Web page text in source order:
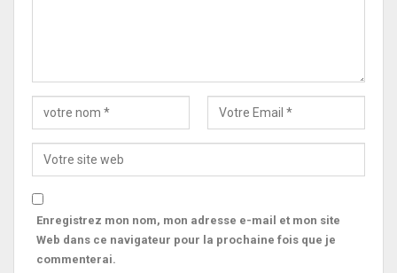
Enregistrez mon nom, mon adresse e-mail et mon site
Web dans ce navigateur pour la prochaine fois que je
commenterai.